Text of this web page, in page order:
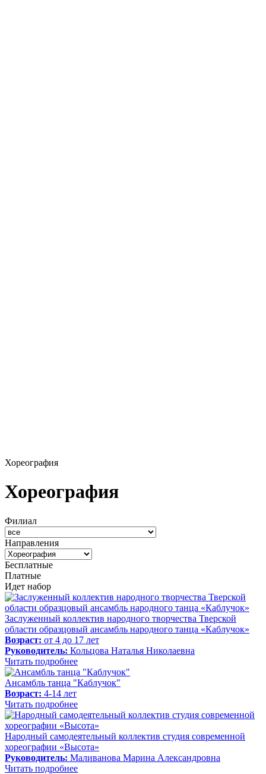
Хореография
Хореография
Филиал
Направления
Бесплатные
Платные
Идет набор
Заслуженный коллектив народного творчества Тверской
области образцовый ансамбль народного танца «Каблучок»
Возраст: от 4 до 17 лет
Руководитель: Кольцова Наталья Николаевна
Читать подробнее
Ансамбль танца "Каблучок"
Возраст: 4-14 лет
Читать подробнее
Народный самодеятельный коллектив студия современной
хореографии «Высота»
Руководитель: Маливанова Марина Александровна
Читать подробнее